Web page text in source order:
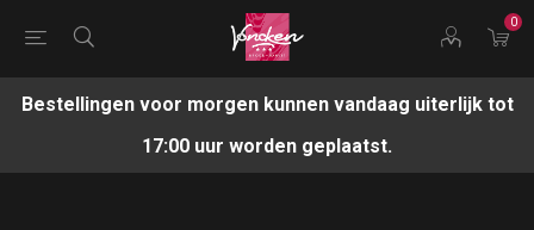
0
Bestellingen voor morgen kunnen vandaag uiterlijk tot
17:00 uur worden geplaatst.